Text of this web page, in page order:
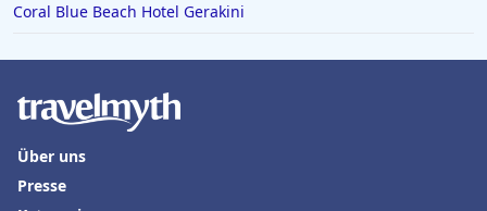
Coral Blue Beach Hotel Gerakini
Über uns
Presse